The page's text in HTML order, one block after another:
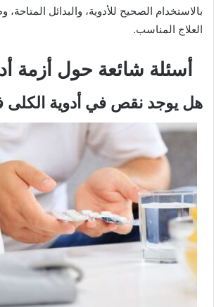
بالاستخدام الصحيح للأدوية، والبدائل
العلاج المناسب.
أسئلة شائعة حول أزمة
هل يوجد نقص في أدوية